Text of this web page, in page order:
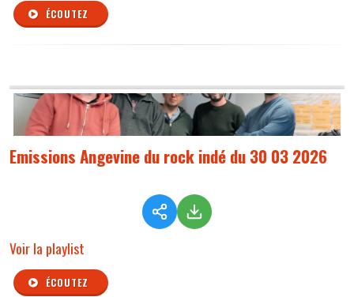
ÉCOUTEZ
Emissions Angevine du rock indé du 30 03 2026
Voir la playlist
ÉCOUTEZ